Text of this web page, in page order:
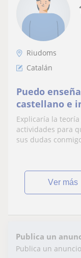
Riudoms
Catalán
Puedo
castellano e
psicología,
filosofía.
Explicaría la
actividades para
sus dudas
ver más
Publica un
Publica un